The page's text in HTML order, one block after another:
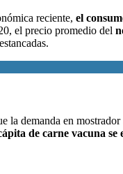
reciente, el
el precio promedio del
demanda en
de carne vacuna se